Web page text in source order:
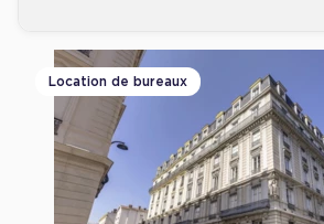
Location de bureaux